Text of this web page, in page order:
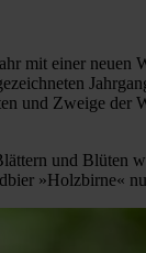
mit einer
und Zweige
und Blüten
»Holzbirne«